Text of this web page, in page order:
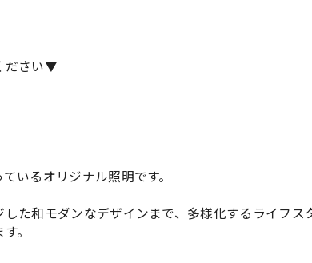
ださい▼
いるオリジナル照明です。
た和モダンなデザインまで、多様化するライフス
。